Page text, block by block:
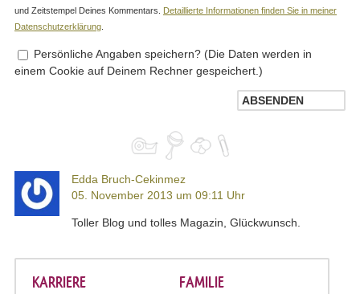
und Zeitstempel Deines Kommentars. Detaillierte Informationen finden Sie in meiner
Datenschutzerklärung
Persönliche Angaben speichern? (Die Daten werden in
einem Cookie auf Deinem Rechner gespeichert.)
Edda Bruch-Cekinmez
05. November 2013 um 09:11 Uhr
Toller Blog und tolles Magazin, Glückwunsch.
KARRIERE FAMILIE